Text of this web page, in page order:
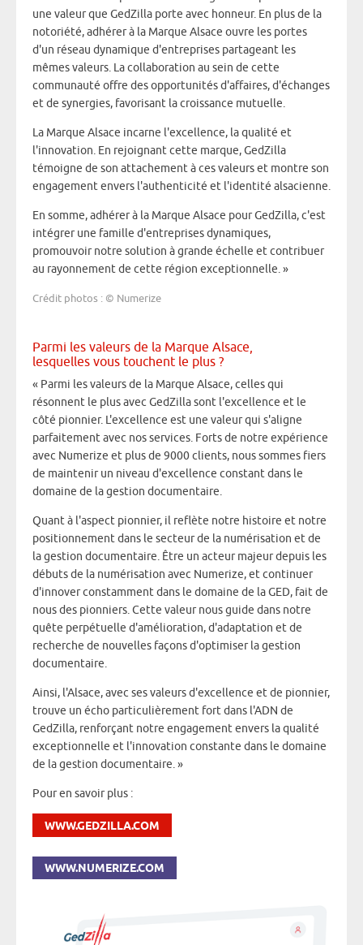
une valeur que GedZilla porte avec honneur. En plus de la
notoriété, adhérer à la Marque Alsace ouvre les portes
d'un réseau dynamique d'entreprises partageant les
mêmes valeurs. La collaboration au sein de cette
communauté offre des opportunités d'affaires, d'échanges
et de synergies, favorisant la croissance mutuelle.
La Marque Alsace incarne l'excellence, la qualité et
l'innovation. En rejoignant cette marque, GedZilla
témoigne de son attachement à ces valeurs et montre son
engagement envers l'authenticité et l'identité alsacienne.
En somme, adhérer à la Marque Alsace pour GedZilla, c'est
intégrer une famille d'entreprises dynamiques,
promouvoir notre solution à grande échelle et contribuer
au rayonnement de cette région exceptionnelle. »
Crédit photos : © Numerize
Parmi les valeurs de la Marque Alsace,
lesquelles vous touchent le plus ?
« Parmi les valeurs de la Marque Alsace, celles qui
résonnent le plus avec GedZilla sont l'excellence et le
côté pionnier. L'excellence est une valeur qui s'aligne
parfaitement avec nos services. Forts de notre expérience
avec Numerize et plus de 9000 clients, nous sommes fiers
de maintenir un niveau d'excellence constant dans le
domaine de la gestion documentaire.
Quant à l'aspect pionnier, il reflète notre histoire et notre
positionnement dans le secteur de la numérisation et de
la gestion documentaire. Être un acteur majeur depuis les
débuts de la numérisation avec Numerize, et continuer
d'innover constamment dans le domaine de la GED, fait de
nous des pionniers. Cette valeur nous guide dans notre
quête perpétuelle d'amélioration, d'adaptation et de
recherche de nouvelles façons d'optimiser la gestion
documentaire.
Ainsi, l'Alsace, avec ses valeurs d'excellence et de pionnier,
trouve un écho particulièrement fort dans l'ADN de
GedZilla, renforçant notre engagement envers la qualité
exceptionnelle et l'innovation constante dans le domaine
de la gestion documentaire. »
Pour en savoir plus :
WWW.GEDZILLA.COM
WWW.NUMERIZE.COM